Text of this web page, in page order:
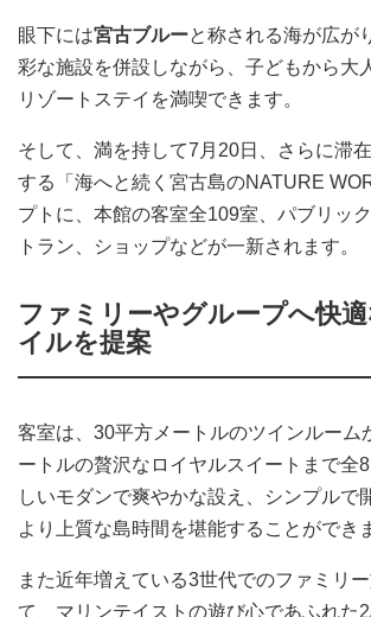
眼下には宮古ブルーと称される海が広が
彩な施設を併設しながら、子どもから大
リゾートステイを満喫できます。
そして、満を持して7月20日、さらに滞
する「海へと続く宮古島のNATURE
プトに、本館の客室全109室、パブリッ
トラン、ショップなどが一新されます。
ファミリーやグループへ快
イルを提案
客室は、30平方メートルのツインルーム
ートルの贅沢なロイヤルスイートまで全
しいモダンで爽やかな設え、シンプルで
より上質な島時間を堪能することができ
また近年増えている3世代でのファミリ
て、マリンテイストの遊び心であふれた